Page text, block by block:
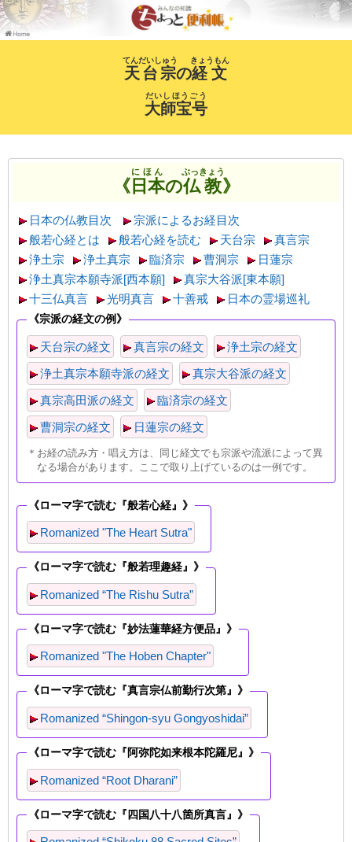
天台宗
てんだいしゅう
の経文
きょうもん
大師宝号
だいしほうごう